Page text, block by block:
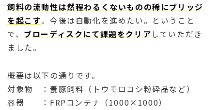
飼料の流動性は然程わるくないものの稀にブリッジ
を起こす。今後は自動化を進めたい。ということ
で、 ブローディスクにて課題をクリアしていただき
ました。
概要は以下の通りです。
対象物 ：養豚飼料（トウモロコシ粉砕品など）
容器 ：FRPコンテナ（1000×1000）